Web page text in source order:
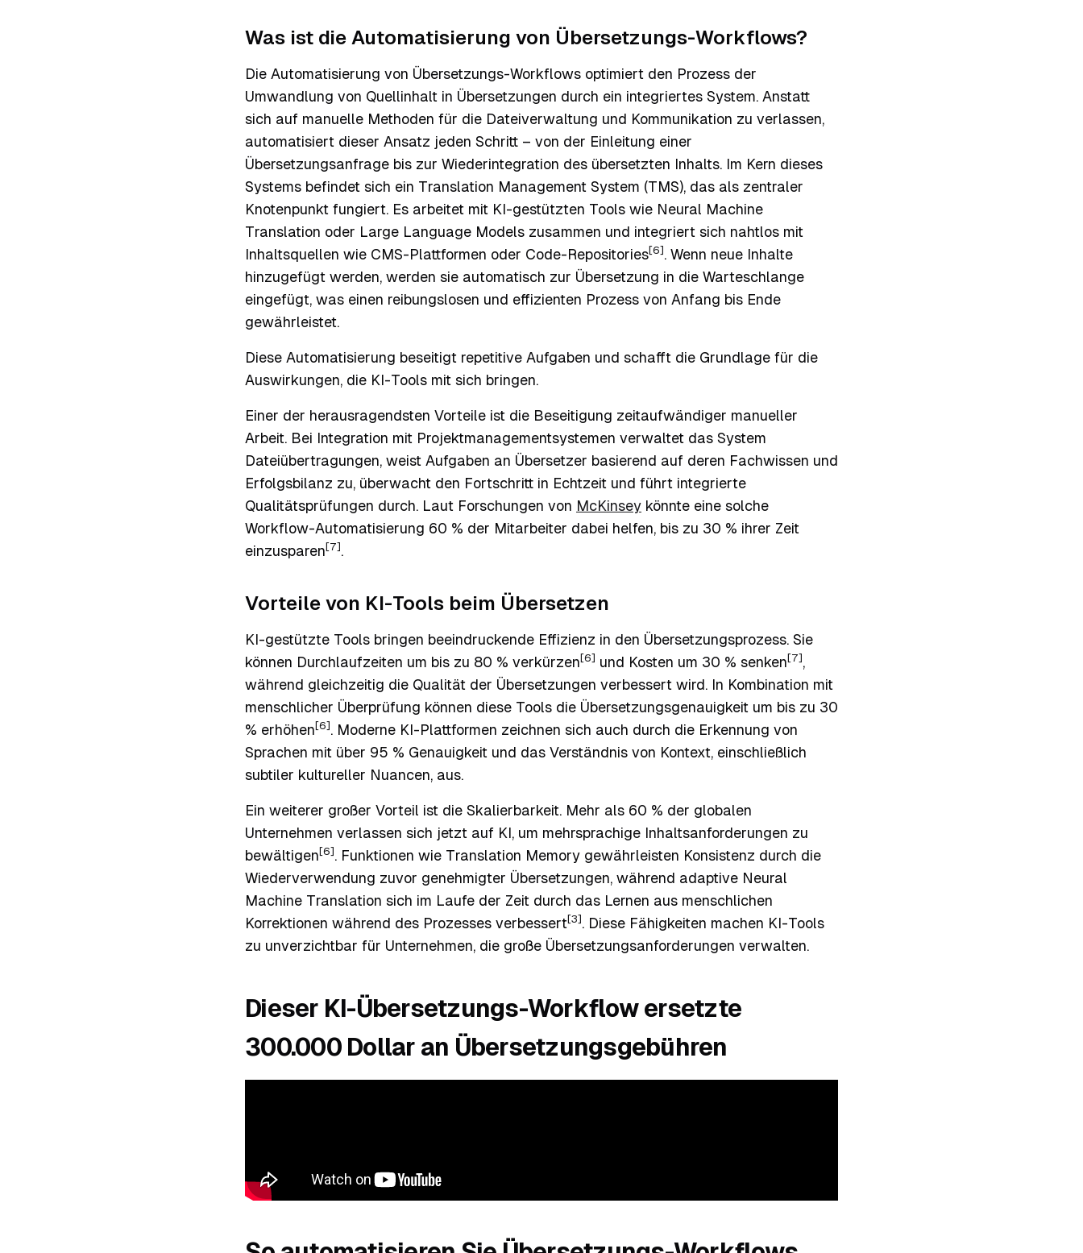
Was ist die Automatisierung von Übersetzungs-Workflows?
Die Automatisierung von Übersetzungs-Workflows optimiert den Prozess der
Umwandlung von Quellinhalt in Übersetzungen durch ein integriertes System. Anstatt
sich auf manuelle Methoden für die Dateiverwaltung und Kommunikation zu verlassen,
automatisiert dieser Ansatz jeden Schritt – von der Einleitung einer
Übersetzungsanfrage bis zur Wiederintegration des übersetzten Inhalts. Im Kern dieses
Systems befindet sich ein Translation Management System (TMS), das als zentraler
Knotenpunkt fungiert. Es arbeitet mit KI-gestützten Tools wie Neural Machine
Translation oder Large Language Models zusammen und integriert sich nahtlos mit
Inhaltsquellen wie CMS-Plattformen oder Code-Repositories[6] . Wenn neue Inhalte
hinzugefügt werden, werden sie automatisch zur Übersetzung in die Warteschlange
eingefügt, was einen reibungslosen und effizienten Prozess von Anfang bis Ende
gewährleistet.
Diese Automatisierung beseitigt repetitive Aufgaben und schafft die Grundlage für die
Auswirkungen, die KI-Tools mit sich bringen.
Einer der herausragendsten Vorteile ist die Beseitigung zeitaufwändiger manueller
Arbeit. Bei Integration mit Projektmanagementsystemen verwaltet das System
Dateiübertragungen, weist Aufgaben an Übersetzer basierend auf deren Fachwissen und
Erfolgsbilanz zu, überwacht den Fortschritt in Echtzeit und führt integrierte
Qualitätsprüfungen durch. Laut Forschungen von McKinsey könnte eine solche
Workflow-Automatisierung 60 % der Mitarbeiter dabei helfen, bis zu 30 % ihrer Zeit
einzusparen [7] .
Vorteile von KI-Tools beim Übersetzen
KI-gestützte Tools bringen beeindruckende Effizienz in den Übersetzungsprozess. Sie
können Durchlaufzeiten um bis zu 80 % verkürzen [6] und Kosten um 30 % senken [7] ,
während gleichzeitig die Qualität der Übersetzungen verbessert wird. In Kombination mit
menschlicher Überprüfung können diese Tools die Übersetzungsgenauigkeit um bis zu 30
% erhöhen [6] . Moderne KI-Plattformen zeichnen sich auch durch die Erkennung von
Sprachen mit über 95 % Genauigkeit und das Verständnis von Kontext, einschließlich
subtiler kultureller Nuancen, aus.
Ein weiterer großer Vorteil ist die Skalierbarkeit. Mehr als 60 % der globalen
Unternehmen verlassen sich jetzt auf KI, um mehrsprachige Inhaltsanforderungen zu
bewältigen [6] . Funktionen wie Translation Memory gewährleisten Konsistenz durch die
Wiederverwendung zuvor genehmigter Übersetzungen, während adaptive Neural
Machine Translation sich im Laufe der Zeit durch das Lernen aus menschlichen
Korrektionen während des Prozesses verbessert[3] . Diese Fähigkeiten machen KI-Tools
zu unverzichtbar für Unternehmen, die große Übersetzungsanforderungen verwalten.
Dieser KI-Übersetzungs-Workflow ersetzte
300.000 Dollar an Übersetzungsgebühren